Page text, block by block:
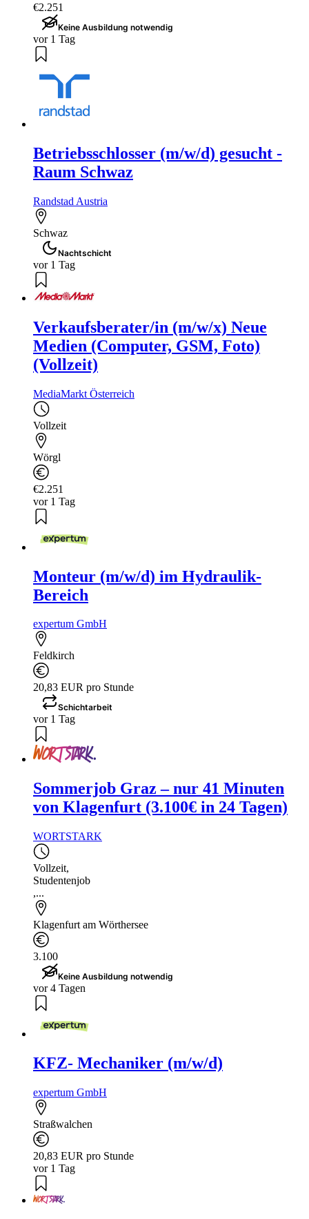
€2.251
Keine Ausbildung notwendig
vor 1 Tag
Betriebsschlosser (m/w/d) gesucht -
Raum Schwaz
Randstad Austria
Schwaz
Nachtschicht
vor 1 Tag
Verkaufsberater/in (m/w/x) Neue
Medien (Computer, GSM, Foto)
(Vollzeit)
MediaMarkt Österreich
Vollzeit
Wörgl
€2.251
vor 1 Tag
Monteur (m/w/d) im Hydraulik-
Bereich
expertum GmbH
Feldkirch
20,83 EUR pro Stunde
Schichtarbeit
vor 1 Tag
Sommerjob Graz – nur 41 Minuten
von Klagenfurt (3.100€ in 24 Tagen)
WORTSTARK
Vollzeit,
Studentenjob
,...
Klagenfurt am Wörthersee
3.100
Keine Ausbildung notwendig
vor 4 Tagen
KFZ- Mechaniker (m/w/d)
expertum GmbH
Straßwalchen
20,83 EUR pro Stunde
vor 1 Tag